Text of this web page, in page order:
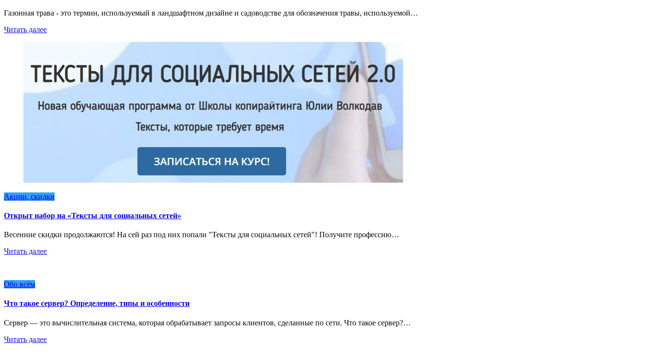
Газонная трава - это термин, используемый в ландшафтном дизайне и садоводстве для обозначения травы, используемой…
Читать далее
Акции, скидки
Открыт набор на «Тексты для социальных сетей»
Весенние скидки продолжаются! На сей раз под них попали "Тексты для социальных сетей"! Получите профессию…
Читать далее
Обо всём
Что такое сервер? Определение, типы и особенности
Сервер — это вычислительная система, которая обрабатывает запросы клиентов, сделанные по сети. Что такое сервер?…
Читать далее